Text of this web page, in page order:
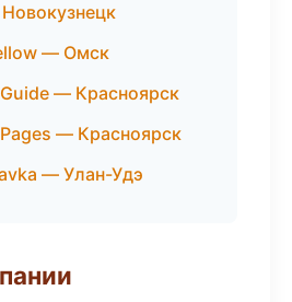
— Омск
— Красноярск
— Красноярск
— Улан-Удэ